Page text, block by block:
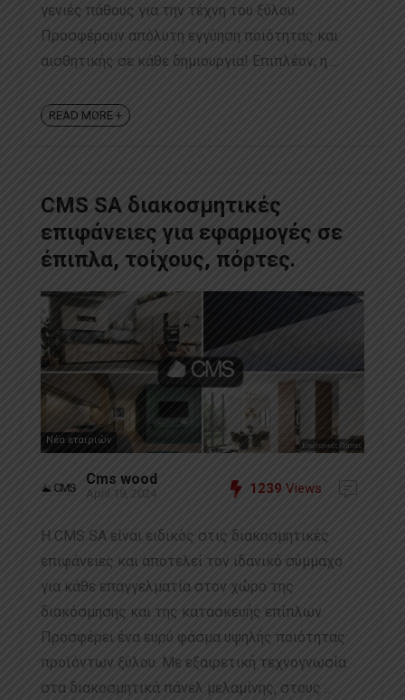
γενιές πάθους για την τέχνη του ξύλου.
Προσφέρουν απόλυτη εγγύηση ποιότητας και
αισθητικής σε κάθε δημιουργία! Επιπλέον, η ...
READ MORE +
CMS SA διακοσμητικές
επιφάνειες για εφαρμογές σε
έπιπλα, τοίχους, πόρτες.
Νέα εταιριών
Cms wood
April 19, 2024 1239 Views
Η CMS SA είναι ειδικός στις διακοσμητικές
επιφάνειες και αποτελεί τον ιδανικό σύμμαχο
για κάθε επαγγελματία στον χώρο της
διακόσμησης και της κατασκευής επίπλων.
Προσφέρει ένα ευρύ φάσμα υψηλής ποιότητας
προϊόντων ξύλου. Με εξαιρετική τεχνογνωσία
στα διακοσμητικά πάνελ μελαμίνης, στους ...